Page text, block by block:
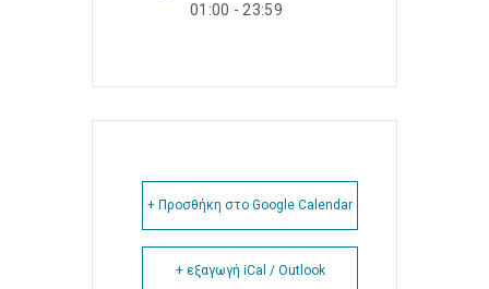
01:00 - 23:59
+ Προσθήκη στο Google Calendar
+ εξαγωγή iCal / Outlook